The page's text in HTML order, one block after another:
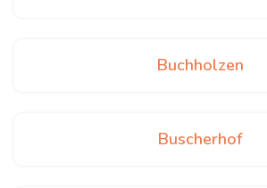
Buchholzen
Buscherhof